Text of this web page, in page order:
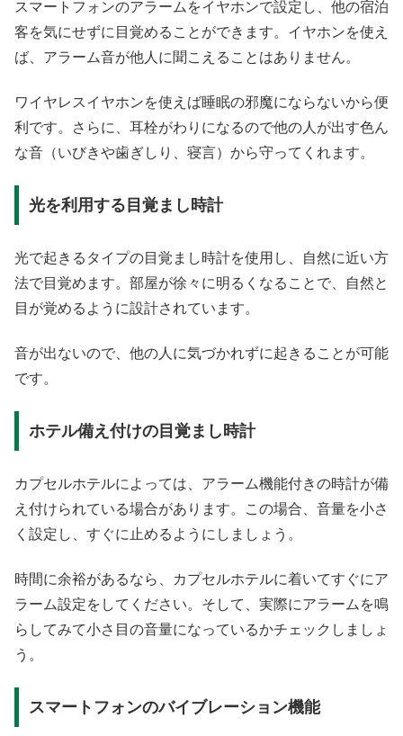
スマートフォンのアラームをイヤホンで設定し、他の宿泊
客を気にせずに目覚めることができます。イヤホンを使え
ば、アラーム音が他人に聞こえることはありません。
ワイヤレスイヤホンを使えば睡眠の邪魔にならないから便
利です。さらに、耳栓がわりになるので他の人が出す色ん
な音（いびきや歯ぎしり、寝言）から守ってくれます。
光を利用する目覚まし時計
光で起きるタイプの目覚まし時計を使用し、自然に近い方
法で目覚めます。部屋が徐々に明るくなることで、自然と
目が覚めるように設計されています。
音が出ないので、他の人に気づかれずに起きることが可能
です。
ホテル備え付けの目覚まし時計
カプセルホテルによっては、アラーム機能付きの時計が備
え付けられている場合があります。この場合、音量を小さ
く設定し、すぐに止めるようにしましょう。
時間に余裕があるなら、カプセルホテルに着いてすぐにア
ラーム設定をしてください。そして、実際にアラームを鳴
らしてみて小さ目の音量になっているかチェックしましょ
う。
スマートフォンのバイブレーション機能